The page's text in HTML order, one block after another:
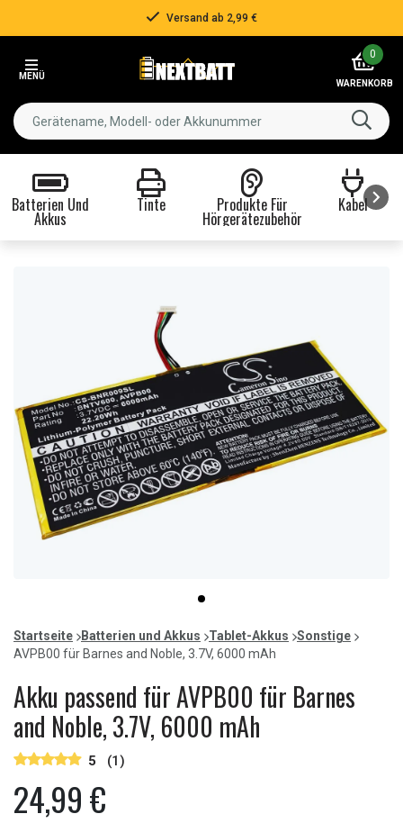
Versand ab 2,99 €
MENÜ
0
WARENKORB
Batterien Und
Akkus
Tinte Produkte Für
Hörgerätezubehör
Kabel
item
0
of
1
Startseite Batterien und Akkus Tablet-Akkus
Sonstige
AVPB00 für Barnes and Noble, 3.7V, 6000 mAh
Akku passend für AVPB00 für Barnes
and Noble, 3.7V, 6000 mAh
5 (1)
24,99 €